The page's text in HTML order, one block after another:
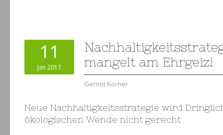
11
Jan 2017
mangelt am Ehrgeiz!
Gernot Körner
Neue Nachhaltigkeitsstrategie wird
ökologischen Wende nicht gerecht